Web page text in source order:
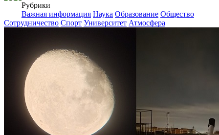
Рубрики
Важная информация Наука Образование Общество
Сотрудничество Спорт Университет Атмосфера